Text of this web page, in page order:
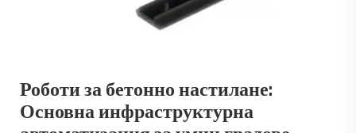
Роботи за бетонно настилане:
Основна инфраструктурна